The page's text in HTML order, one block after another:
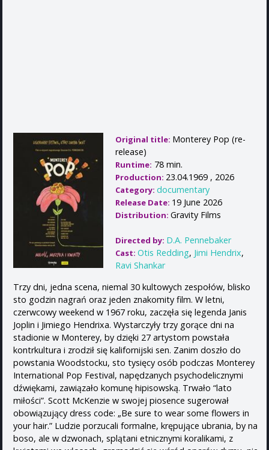
Original title: Monterey Pop (re-
release)
Runtime: 78 min.
Production: 23.04.1969 , 2026
Category: documentary
Release Date: 19 June 2026
Distribution: Gravity Films
Directed by: D.A. Pennebaker
Cast: Otis Redding, Jimi Hendrix,
Ravi Shankar
Trzy dni, jedna scena, niemal 30 kultowych zespołów, blisko
sto godzin nagrań oraz jeden znakomity film. W letni,
czerwcowy weekend w 1967 roku, zaczęła się legenda Janis
Joplin i Jimiego Hendrixa. Wystarczyły trzy gorące dni na
stadionie w Monterey, by dzięki 27 artystom powstała
kontrkultura i zrodził się kalifornijski sen. Zanim doszło do
powstania Woodstocku, sto tysięcy osób podczas Monterey
International Pop Festival, napędzanych psychodelicznymi
dźwiękami, zawiązało komunę hipisowską. Trwało “lato
miłości”. Scott McKenzie w swojej piosence sugerował
obowiązujący dress code: „Be sure to wear some flowers in
your hair.” Ludzie porzucali formalne, krępujące ubrania, by na
boso, ale w dzwonach, splątani etnicznymi koralikami, z